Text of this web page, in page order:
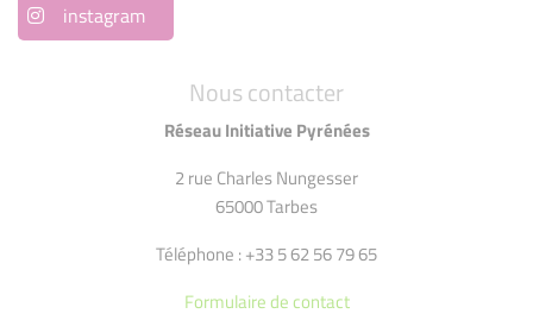
Nous contacter
Réseau Initiative Pyrénées
2 rue Charles Nungesser
65000 Tarbes
Téléphone : +33 5 62 56 79 65
Formulaire de contact
instagram